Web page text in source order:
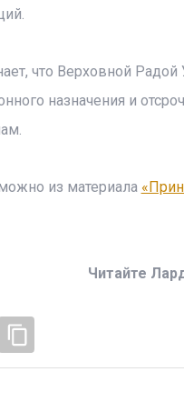
что Верховной Радой
назначения и
из материала
Читайте